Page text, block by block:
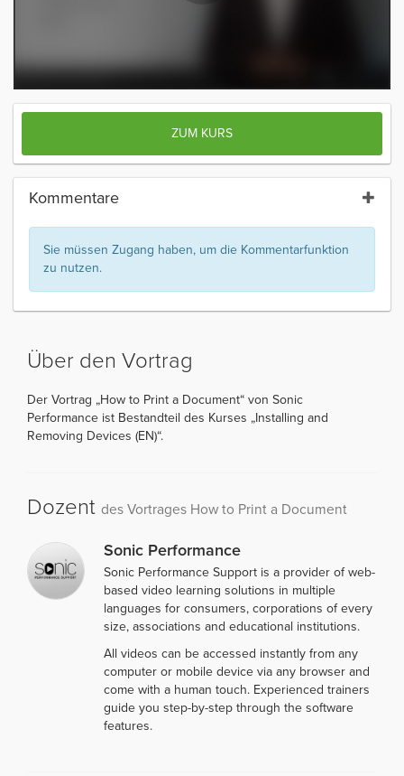
ZUM KURS
Kommentare
Sie müssen Zugang haben, um die Kommentarfunktion
zu nutzen.
Über den Vortrag
Der Vortrag „How to Print a Document“ von Sonic
Performance ist Bestandteil des Kurses „Installing and
Removing Devices (EN)“.
Dozent des Vortrages How to Print a Document
Sonic Performance
Sonic Performance Support is a provider of web-
based video learning solutions in multiple
languages for consumers, corporations of every
size, associations and educational institutions.
All videos can be accessed instantly from any
computer or mobile device via any browser and
come with a human touch. Experienced trainers
guide you step-by-step through the software
features.